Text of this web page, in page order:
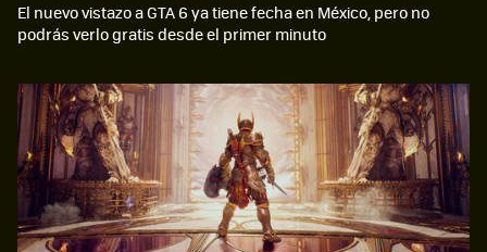
El nuevo vistazo a GTA 6 ya tiene fecha en México, pero no
podrás verlo gratis desde el primer minuto